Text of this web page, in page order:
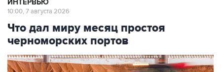
Что дал миру месяц простоя
черноморских портов